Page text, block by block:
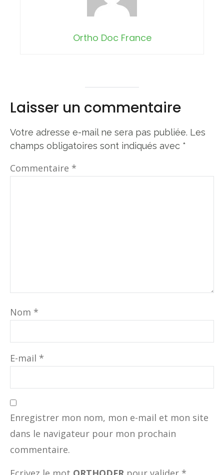
Ortho Doc France
Laisser un commentaire
Votre adresse e-mail ne sera pas publiée. Les
champs obligatoires sont indiqués avec *
Commentaire *
Nom *
E-mail *
Enregistrer mon nom, mon e-mail et mon site
dans le navigateur pour mon prochain
commentaire.